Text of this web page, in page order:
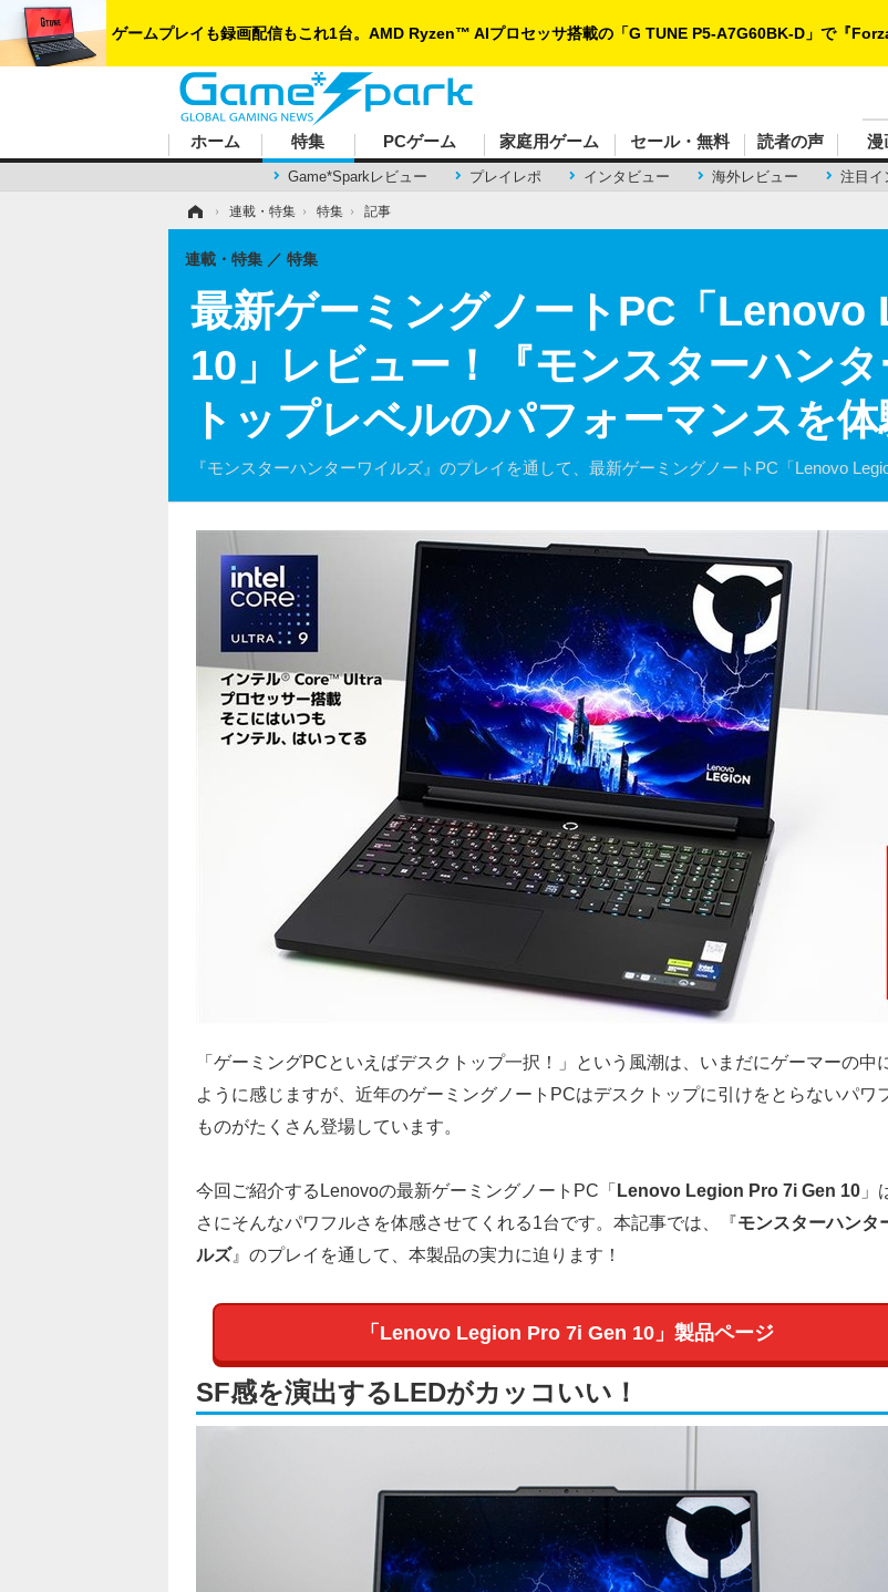
ホーム 特集
Game*Sparkレビュー プレイレポ インタビュー 海外レビュー 注目イ
PCゲーム 家庭用ゲーム セール・無料 読者の声 漫
› 連載・特集 › 特集 › 記事
最新ゲーミングノートPC「
10」レビュー！『モンスターハン
トップレベルのパフォーマンスを
『モンスターハンターワイルズ』のプレイを通して、最新ゲーミングノートPC「Lenovo
連載・特集 特集
「ゲーミングPCといえばデスクトップ一択！」という風潮は、いまだにゲーマーの中
ように感じますが、近年のゲーミングノートPCはデスクトップに引けをとらないパワ
ものがたくさん登場しています。
今回ご紹介するLenovoの最新ゲーミングノートPC「Lenovo Legion Pro 7i Gen 10 」
さにそんなパワフルさを体感させてくれる1台です。本記事では、『モンスターハンタ
ルズ』のプレイを通して、本製品の実力に迫ります！
「Lenovo Legion Pro 7i Gen 10」製品ページ
SF感を演出するLEDがカッコいい！
Game*Spark